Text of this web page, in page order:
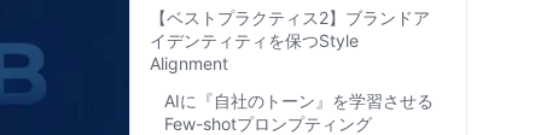
【ベストプラクティス2】ブランドア
イデンティティを保つStyle
Alignment
AIに『自社のトーン』を学習させる
Few-shotプロンプティング